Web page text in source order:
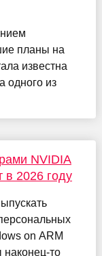
планы на
известна
одного из
NVIDIA
в 2026 году
on ARM
наконец-то